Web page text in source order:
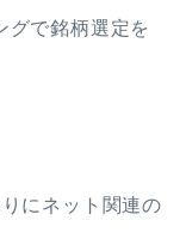
グで銘柄選定を
にネット関連の